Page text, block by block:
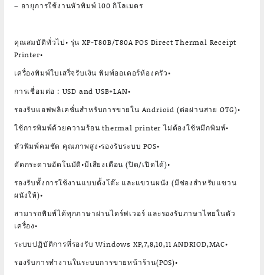
– อายุการใช้งานหัวพิมพ์ 100 กิโลเมตร
คุณสมบัติทั่วไป• รุ่น XP-T80B/T80A POS Direct Thermal Receipt
Printer•
เครื่องพิมพ์ใบเสร็จรับเงิน พิมพ์ออเดอร์ห้องครัว•
การเชื่อมต่อ : USD and USB+LAN•
รองรับแอฟพลิเคชั่นสำหรับการขายใน Andrioid (ต่อผ่านสาย OTG)•
ใช้การพิมพ์ด้วยความร้อน thermal printer ไม่ต้องใช้หมึกพิมพ์•
หัวพิมพ์คมชัด คุณภาพสูง•รองรับระบบ POS•
ตัดกระดาษอัตโนมัติ•มีเสียงเตือน (ปิด/เปิดได้)•
รองรับทั้งการใช้งานแบบตั้งโต๊ะ และแขวนผนัง (มีช่องสำหรับแขวน
ผนังให้)•
สามารถพิมพ์ได้ทุกภาษาผ่านไดร์ฟเวอร์ และรองรับภาษาไทยในตัว
เครื่อง•
ระบบปฏิบัติการที่รองรับ Windows XP,7,8,10,11 ANDRIOD,MAC•
รองรับการทำงานในระบบการขายหน้าร้าน(POS)•